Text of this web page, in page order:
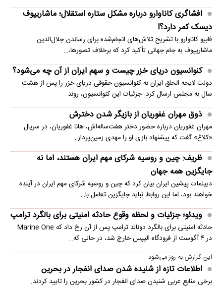
افشاگری کاناوارو درباره مشکل ستاره استقلال؛ ماشاریپوف
دیسک کمر دارد؟!
فابیو کاناوارو با تشریح تلاش‌های انجام‌شده برای رساندن جلال‌الدین
ماشاریپوف به جام جهانی تأکید کرد که برخلاف تصورها،…
کنوانسیون دریای خزر چیست و سهم ایران از آن چه می‌شود؟
دولت لایحه الحاق ایران به کنوانسیون حقوقی دریای خزر را پس از هشت
سال به مجلس ارسال کرد. جزئیات این کنوانسیون، روند…
ذوق مهران غفوریان از بازیگر شدن دخترش
مهران غفوریان درباره حضور دختر هفت‌ساله‌اش، هانا غفوریان، در سریال
«کلاغ» گفت که پیشنهاد بازی او را مهدی زمین‌پرداز…
ظریف: چین و روسیه شرکای مهم ایران هستند، اما نه
جایگزین همه جهان
دیپلمات پیشین ایران بیان کرد که چین و روسیه شرکای مهم ایران در آینده
خواهند بود، اما این روابط نباید جایگزین تعامل با…
ویدئو؛ جزئیات و لحظه وقوع حادثه امنیتی برای بالگرد ترامپ
حادثه امنیتی برای بالگرد دونالد ترامپ پس از آن رخ داد که Marine One
در ۴ آگوست از فرودگاه الیپس خارج شد، در حالی که…
این گزارش به روز می‌شود...
اطلاعات تازه از شنیده شدن صدای انفجار در بحرین
برخی منابع عربی شنیدن صدای انفجار در کشور بحرین را تایید کردند.